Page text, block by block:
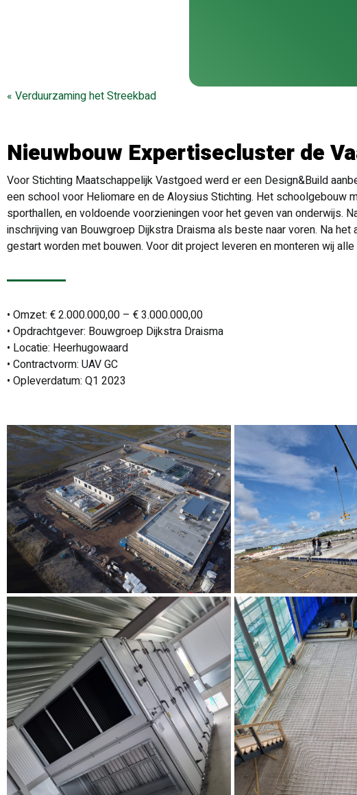
« Verduurzaming het Streekbad
Nieuwbouw Expertisecluster de
Voor Stichting Maatschappelijk Vastgoed werd er een Design&Build
een school voor Heliomare en de Aloysius Stichting. Het schoolgebouw
sporthallen, en voldoende voorzieningen voor het geven van onderwijs.
inschrijving van Bouwgroep Dijkstra Draisma als beste naar voren. Na
gestart worden met bouwen. Voor dit project leveren en monteren wij
• Omzet: € 2.000.000,00 – € 3.000.000,00
• Opdrachtgever: Bouwgroep Dijkstra Draisma
• Locatie: Heerhugowaard
• Contractvorm: UAV GC
• Opleverdatum: Q1 2023